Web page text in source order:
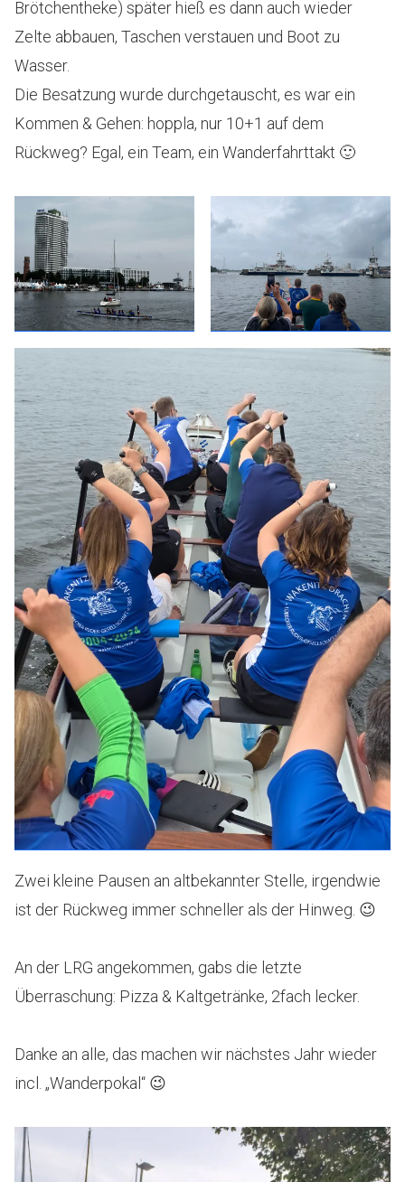
Brötchentheke) später hieß es dann auch wieder
Zelte abbauen, Taschen verstauen und Boot zu
Wasser.
Die Besatzung wurde durchgetauscht, es war ein
Kommen & Gehen: hoppla, nur 10+1 auf dem
Rückweg? Egal, ein Team, ein Wanderfahrttakt 🙂
Zwei kleine Pausen an altbekannter Stelle, irgendwie
ist der Rückweg immer schneller als der Hinweg. 😉
An der LRG angekommen, gabs die letzte
Überraschung: Pizza & Kaltgetränke, 2fach lecker.
Danke an alle, das machen wir nächstes Jahr wieder
incl. „Wanderpokal“ 😉